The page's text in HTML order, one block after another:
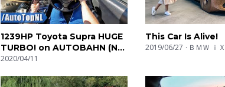
1239HP Toyota Supra HUGE
TURBO! on AUTOBAHN (NO
SPEED LIMIT) by AutoTopNL
2020/04/11
This Car Is Alive!
2019/06/27 ＢＭＷ ｉＸ